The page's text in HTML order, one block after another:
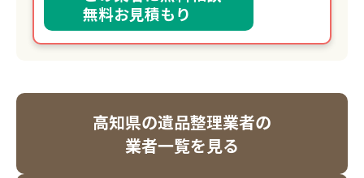
無料お見積もり
高知県の遺品整理業者の
業者一覧を見る